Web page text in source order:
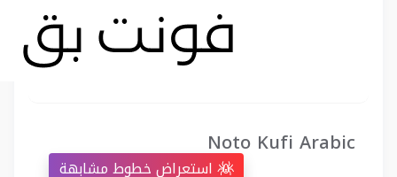
Noto Kufi Arabic